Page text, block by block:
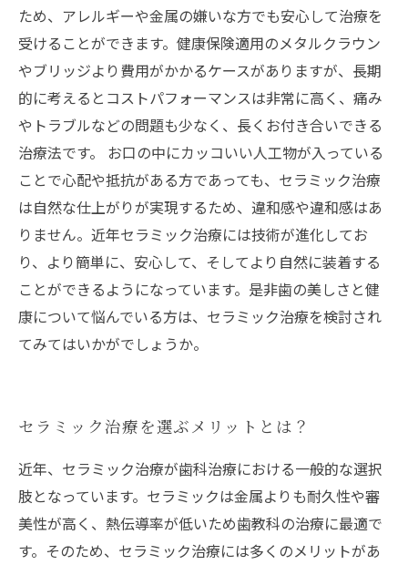
ため、アレルギーや金属の嫌いな方でも安心して治療を
受けることができます。健康保険適用のメタルクラウン
やブリッジより費用がかかるケースがありますが、長期
的に考えるとコストパフォーマンスは非常に高く、痛み
やトラブルなどの問題も少なく、長くお付き合いできる
治療法です。 お口の中にカッコいい人工物が入っている
ことで心配や抵抗がある方であっても、セラミック治療
は自然な仕上がりが実現するため、違和感や違和感はあ
りません。近年セラミック治療には技術が進化してお
り、より簡単に、安心して、そしてより自然に装着する
ことができるようになっています。是非歯の美しさと健
康について悩んでいる方は、セラミック治療を検討され
てみてはいかがでしょうか。
セラミック治療を選ぶメリットとは？
近年、セラミック治療が歯科治療における一般的な選択
肢となっています。セラミックは金属よりも耐久性や審
美性が高く、熱伝導率が低いため歯教科の治療に最適で
す。そのため、セラミック治療には多くのメリットがあ